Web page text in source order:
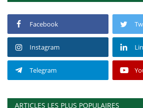
L'exposition
Références
Gallery
Facebook
Instagram
Telegram
ARTICLES LES PLUS POPULAIRES